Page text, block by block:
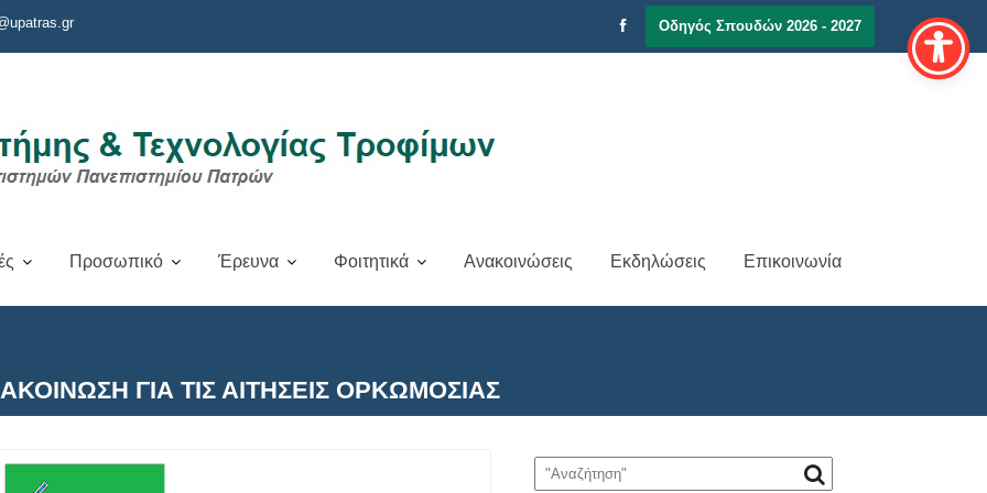
Οδηγός Σπουδών 2026 - 2027
Προσωπικό Έρευνα Φοιτητικά Ανακοινώσεις Εκδηλώσεις Επικοινωνία
ΓΙΑ ΤΙΣ ΑΙΤΗΣΕΙΣ ΟΡΚΩΜΟΣΙΑΣ